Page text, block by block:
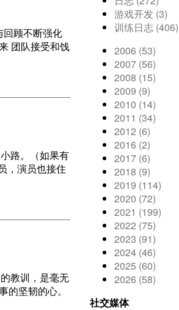
回顾不断强化
团队接受和饯
路。（如果有
，演员也接住
教训，是毫无
坚韧的心。
游戏开发 (3)
训练日志 (406)
2006 (53)
2007 (56)
2008 (15)
2009 (9)
2010 (14)
2011 (34)
2012 (6)
2016 (2)
2017 (6)
2018 (9)
2019 (114)
2020 (72)
2021 (199)
2022 (75)
2023 (91)
2024 (46)
2025 (60)
2026 (58)
社交媒体